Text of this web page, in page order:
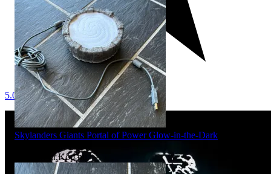
5.0
Skylanders Giants Portal of Power Glow-in-the-Dark
199 kr,Köp nu